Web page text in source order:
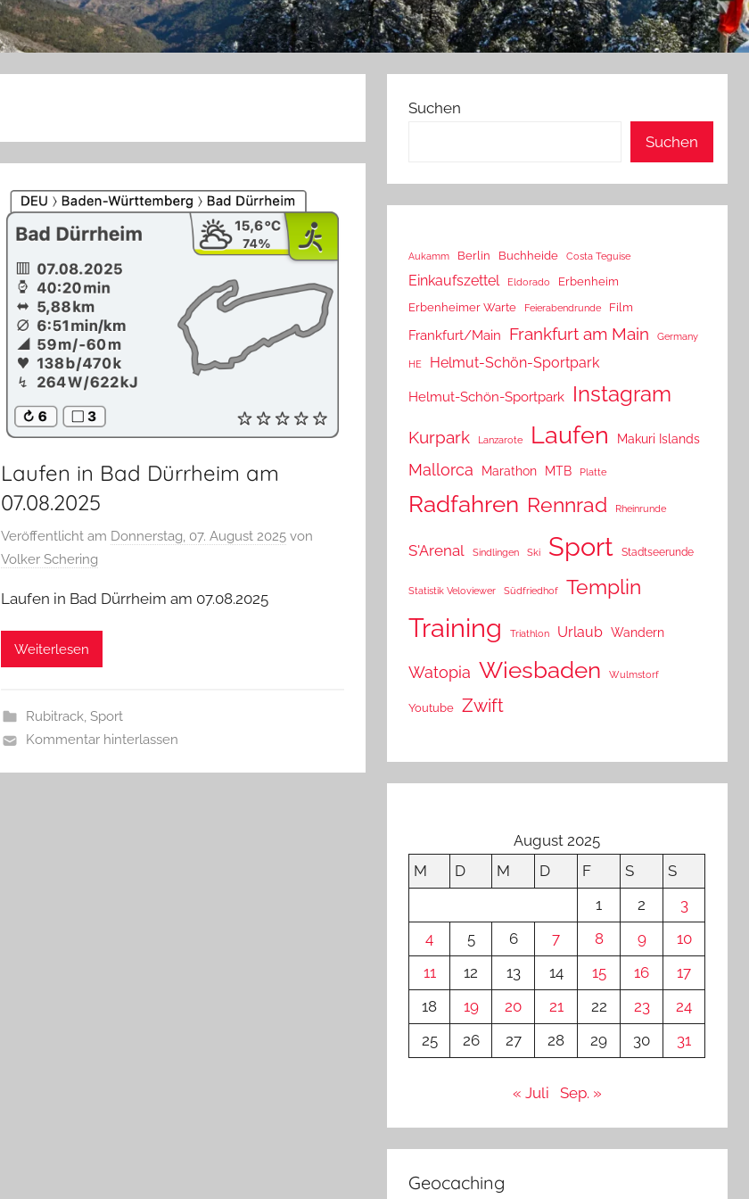
Laufen in Bad Dürrheim am
07.08.2025
Veröffentlicht am Donnerstag, 07. August 2025 von
Volker Schering
Laufen in Bad Dürrheim am 07.08.2025
Weiterlesen
Rubitrack, Sport
Kommentar hinterlassen
Suchen
Suchen
Aukamm Berlin Buchheide Costa Teguise
Einkaufszettel Eldorado
Erbenheim
Erbenheimer Warte
Feierabendrunde Film
Frankfurt/Main Frankfurt am Main Germany
HE Helmut-Schön-Sportpark
Helmut-Schön-Sportpark Instagram
Kurpark Lanzarote Laufen Makuri Islands
Mallorca Marathon MTB Platte
Radfahren Rennrad Rheinrunde
S'Arenal Sindlingen Ski Sport Stadtseerunde
Statistik Veloviewer Südfriedhof Templin
Training Triathlon Urlaub Wandern
Watopia Wiesbaden Wulmstorf
Youtube Zwift
August 2025
M
D M D F S
S
1
2
3
4
5 6 7 8 9
10
11
12 13 14 15 16
17
18
19 20 21 22 23
24
25
26 27 28 29 30 31
« Juli Sep. »
Geocaching